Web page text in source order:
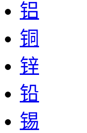
铝
铜
锌
铅
锡